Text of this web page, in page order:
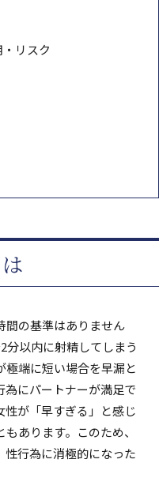
リスク
間の基準はありません
分以内に射精してしまう
極端に短い場合を早漏と
にパートナーが満足で
性が「早すぎる」と感じ
あります。このため、
行為に消極的になった